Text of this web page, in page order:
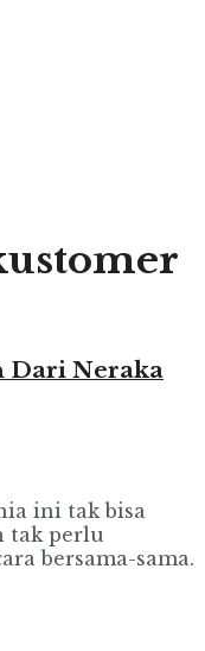
Dari Neraka
ini tak bisa
tak perlu
bersama-sama.